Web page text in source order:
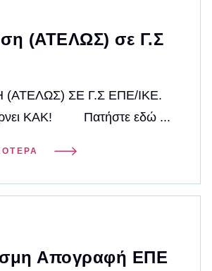
(ΑΤΕΛΩΣ) σε Γ.Σ
ΣΕ Γ.Σ ΕΠΕ/ΙΚΕ.
ΚΑΚ! Πατήστε εδώ ...
Απογραφή ΕΠΕ